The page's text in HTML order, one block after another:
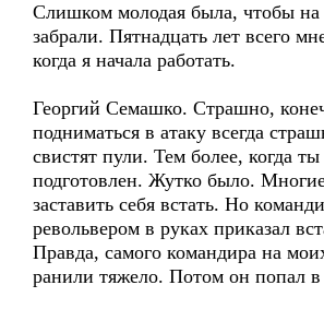
Слишком молодая была, чтобы
забрали. Пятнадцать лет всего
когда я начала работать.
Георгий Семашко. Страшно,
подниматься в атаку всегда
свистят пули. Тем более, когда
подготовлен. Жутко было.
заставить себя встать. Но
револьвером в руках приказал
Правда, самого командира на
ранили тяжело. Потом он попал в